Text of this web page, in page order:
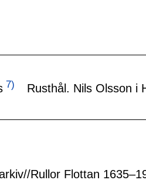
7) Rusthål. Nils Olsson i
Rullor Flottan